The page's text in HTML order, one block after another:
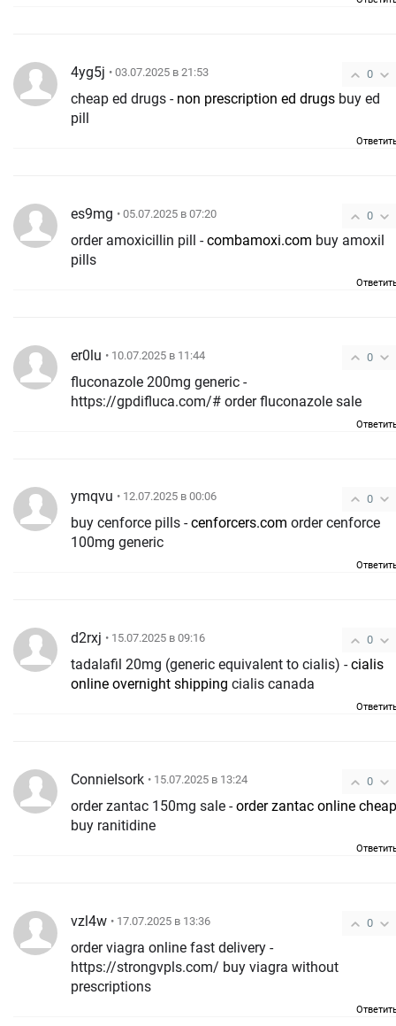
0
4yg5j • 03.07.2025 в 21:53
cheap ed drugs - non prescription ed drugs buy ed
pill
0
es9mg • 05.07.2025 в 07:20
order amoxicillin pill -combamoxi.com buy amoxil
pills
0
er0lu • 10.07.2025 в 11:44
fluconazole 200mg generic -
https://gpdifluca.com/# order fluconazole sale
0
ymqvu • 12.07.2025 в 00:06
buy cenforce pills -cenforcers.com order cenforce
100mg generic
0
d2rxj • 15.07.2025 в 09:16
tadalafil 20mg (generic equivalent to cialis) -cialis
online overnight shipping cialis canada
0
ConnieIsork • 15.07.2025 в 13:24
order zantac 150mg sale -order zantac online cheap
buy ranitidine
0
vzl4w • 17.07.2025 в 13:36
order viagra online fast delivery -
https://strongvpls.com/ buy viagra without
prescriptions